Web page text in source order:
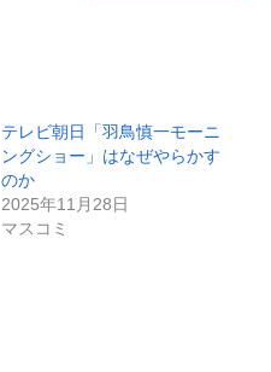
テレビ朝日「羽鳥慎一モーニ
ングショー」はなぜやらかす
のか
2025年11月28日
マスコミ